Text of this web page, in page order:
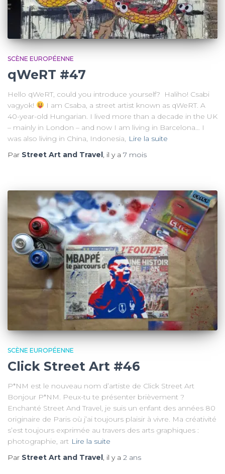
SCÈNE EUROPÉENNE
qWeRT #47
Hello qWeRT, could you introduce yourself? Haliho! Csabi
vagyok!
I am Csaba, a street artist known as qWeRT. A
40-year-old Hungarian. I lived more than a decade in the UK
– mainly in London – and now I am living in Barcelona… I
was also living in China, Indonesia, Lire la suite
Par Street Art and Travel, il y a 7 mois
SCÈNE EUROPÉENNE
Click Street Art #46
P*NM est le nouveau nom d’artiste de Click Street Art
Bonjour P*NM. Peux-tu te présenter brièvement ?
Enchanté Street And Travel, je suis un enfant des années 80
originaire de Paris où j’ai toujours plaisir à vivre. Ma créativité
s’est toujours exprimée au travers des arts graphiques :
photographie, art Lire la suite
Par Street Art and Travel , il y a 2 ans